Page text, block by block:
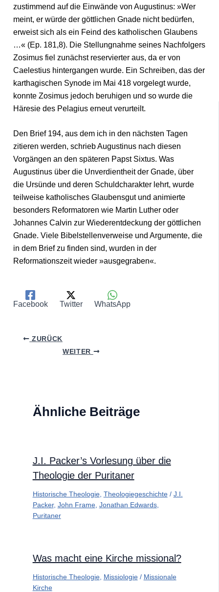
zustimmend auf die Einwände von Augustinus: »Wer
meint, er würde der göttlichen Gnade nicht bedürfen,
erweist sich als ein Feind des katholischen Glaubens
…« (Ep. 181,8). Die Stellungnahme seines Nachfolgers
Zosimus fiel zunächst reservierter aus, da er von
Caelestius hintergangen wurde. Ein Schreiben, das der
karthagischen Synode im Mai 418 vorgelegt wurde,
konnte Zosimus jedoch beruhigen und so wurde die
Häresie des Pelagius erneut verurteilt.
Den Brief 194, aus dem ich in den nächsten Tagen
zitieren werden, schrieb Augustinus nach diesen
Vorgängen an den späteren Papst Sixtus. Was
Augustinus über die Unverdientheit der Gnade, über
die Ursünde und deren Schuldcharakter lehrt, wurde
teilweise katholisches Glaubensgut und animierte
besonders Reformatoren wie Martin Luther oder
Johannes Calvin zur Wiederentdeckung der göttlichen
Gnade. Viele Bibelstellenverweise und Argumente, die
in dem Brief zu finden sind, wurden in der
Reformationszeit wieder »ausgegraben«.
Facebook Twitter WhatsApp
ZURÜCK
WEITER
Ähnliche Beiträge
J.I. Packer’s Vorlesung über die
Theologie der Puritaner
Historische Theologie, Theologiegeschichte/ J.I.
Packer, John Frame, Jonathan Edwards,
Puritaner
Was macht eine Kirche missional?
Historische Theologie, Missiologie/ Missionale
Kirche